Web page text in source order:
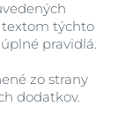
týchto
pravidlá.
zo strany
dodatkov.